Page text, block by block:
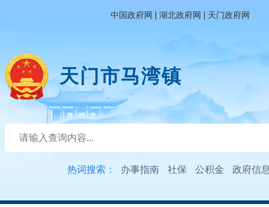
中国政府网 | 湖北政府网 | 天门政府网
天门市马湾镇
热词搜索： 办事指南 社保 公积金 政府信